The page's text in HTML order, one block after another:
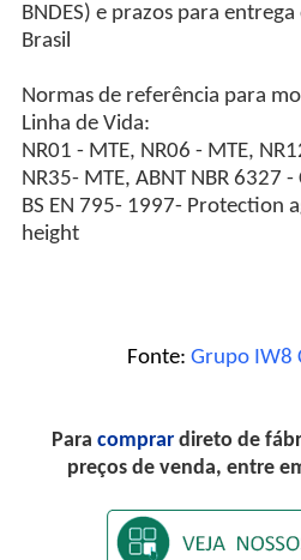
BNDES) e prazos para
Brasil
Normas de referência para
Linha de Vida:
NR01 - MTE, NR06 - MTE,
NR35- MTE, ABNT NBR 6327
BS EN 795- 1997- Protection
height
Fonte: Grupo IW8
Para comprar direto de
preços de venda, entre